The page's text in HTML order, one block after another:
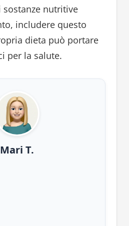
nutritive
includere questo
dieta può portare
per la salute.
Mari T.